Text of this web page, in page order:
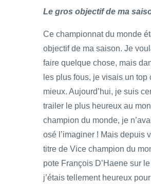
Le gros objectif de ma
Ce championnat du monde
objectif de ma saison. Je
faire quelque chose, mais
les plus fous, je visais un top
mieux. Aujourd’hui, je suis
trailer le plus heureux au
champion du monde, je
osé l’imaginer ! Mais depuis
titre de Vice champion du
pote François D’Haene sur
j’étais tellement heureux